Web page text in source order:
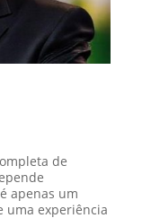
de
apenas um
uma experiência